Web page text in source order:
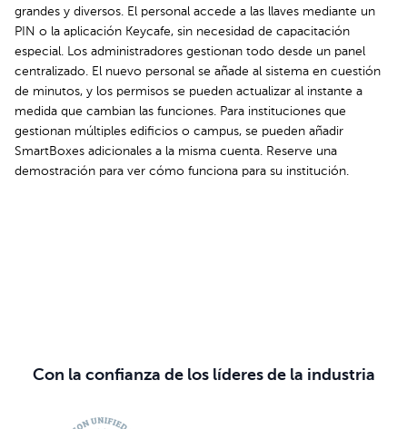
grandes y diversos. El personal accede a las llaves mediante un
PIN o la aplicación Keycafe, sin necesidad de capacitación
especial. Los administradores gestionan todo desde un panel
centralizado. El nuevo personal se añade al sistema en cuestión
de minutos, y los permisos se pueden actualizar al instante a
medida que cambian las funciones. Para instituciones que
gestionan múltiples edificios o campus, se pueden añadir
SmartBoxes adicionales a la misma cuenta. Reserve una
demostración para ver cómo funciona para su institución.
Con la confianza de los líderes de la industria